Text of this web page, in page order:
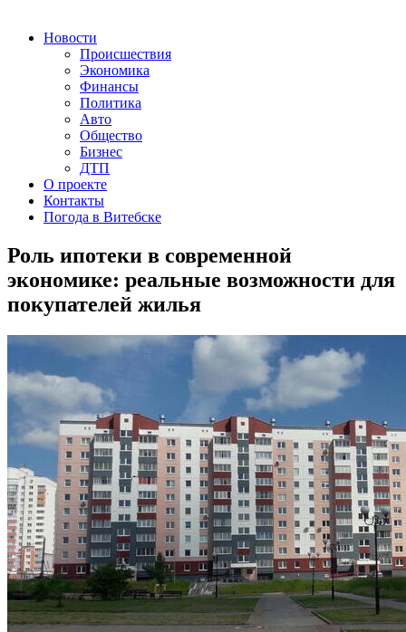
Новости
Происшествия
Экономика
Финансы
Политика
Авто
Общество
Бизнес
ДТП
О проекте
Контакты
Погода в Витебске
Роль ипотеки в современной
экономике: реальные возможности для
покупателей жилья